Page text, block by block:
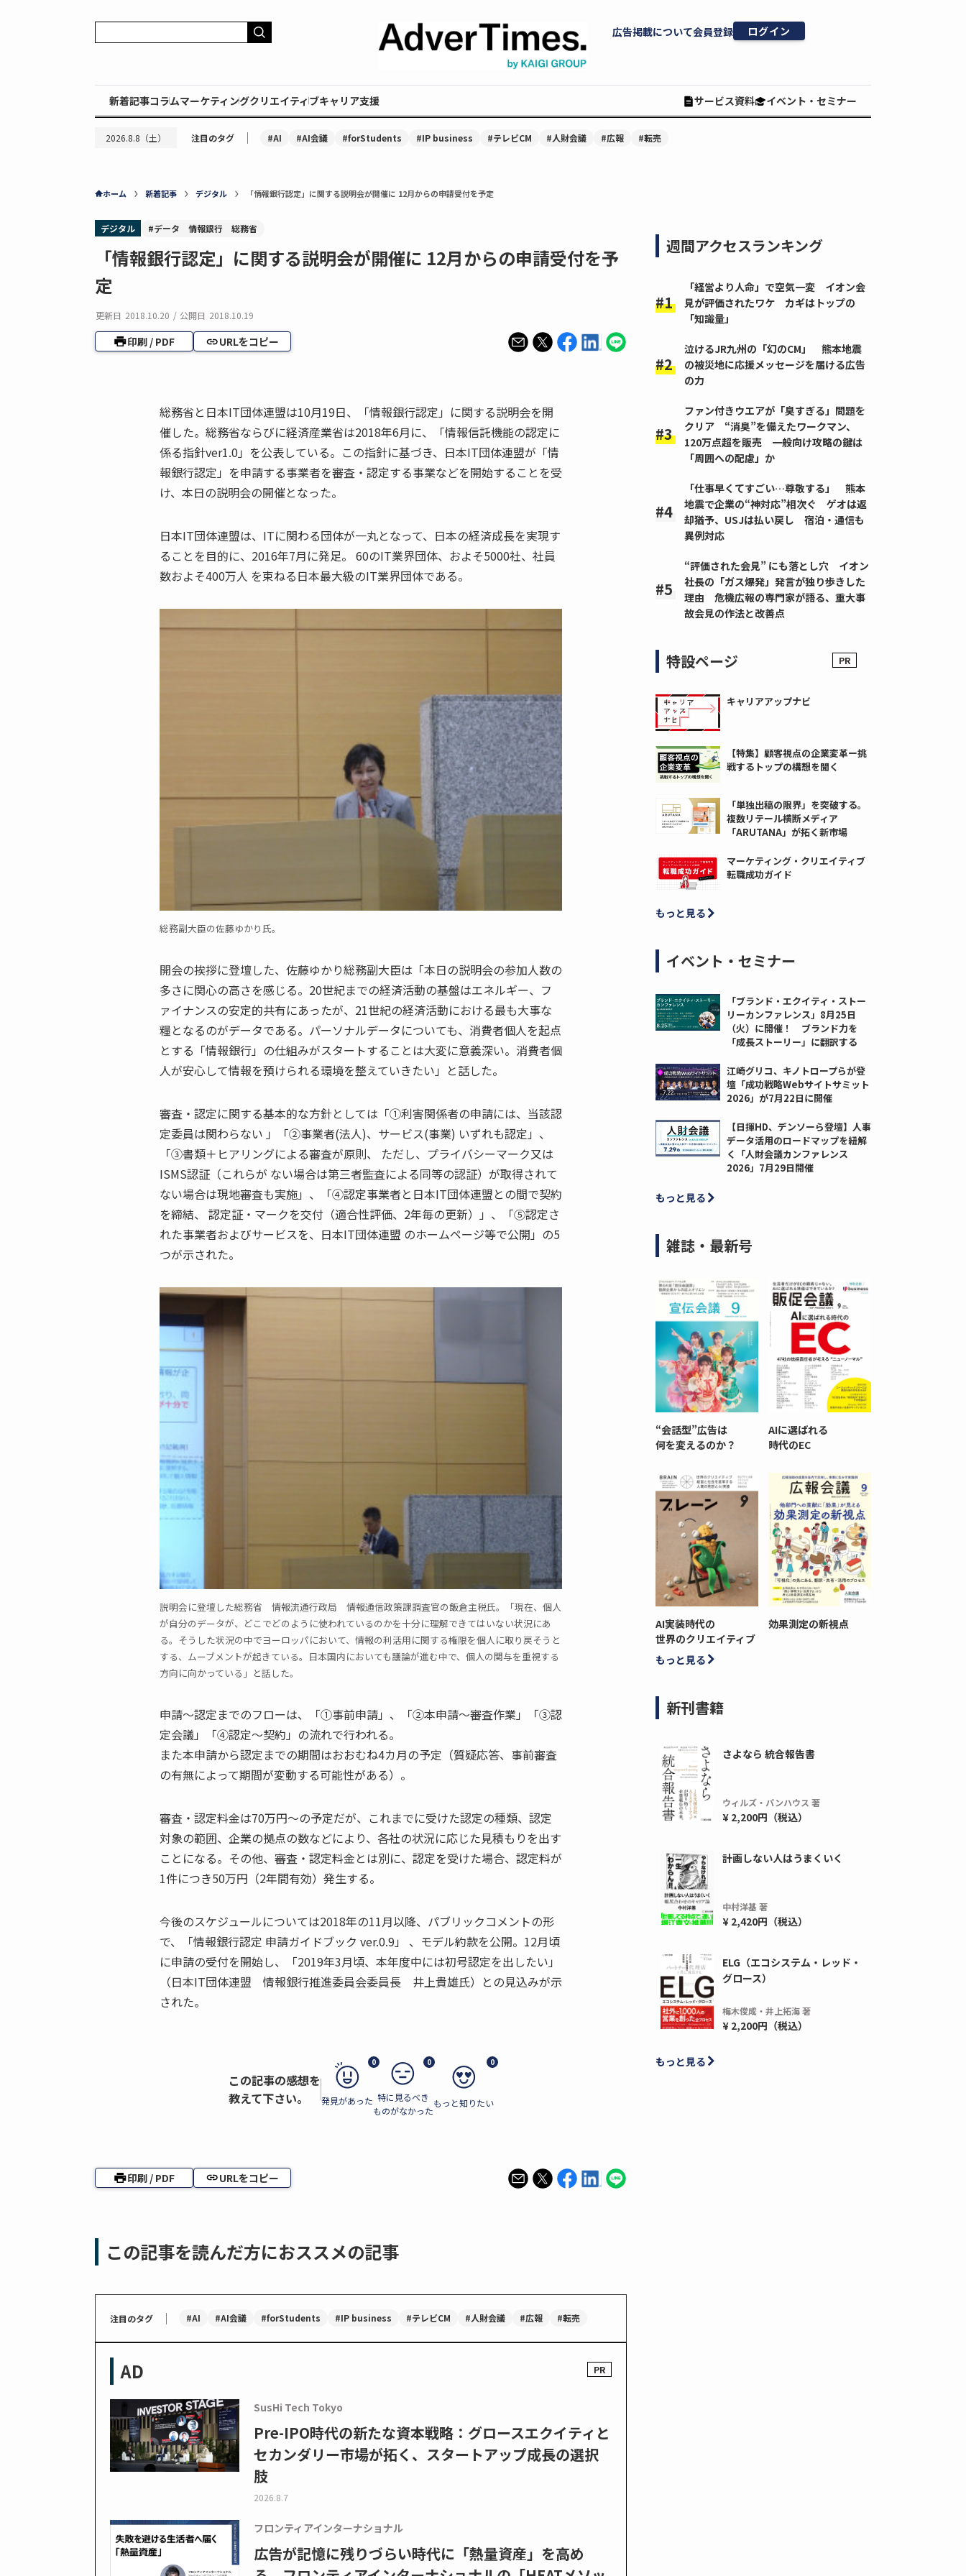
広告掲載について会員登録 ログイン
新着記事コラムマーケティングクリエイティブキャリア支援 サービス資料 イベント・セミナー
2026.8.8（土） 注目のタグ ｜ #AI #AI会議 #forStudents #IP business #テレビCM #人財会議 #広報 #転売
ホーム 新着記事 デジタル 「情報銀行認定」に関する説明会が開催に 12月からの申請受付を予定
デジタル #データ 情報銀行 総務省
「情報銀行認定」に関する説明会が開催に 12月からの申請受付を予
定
更新日 2018.10.20 / 公開日 2018.10.19
印刷 / PDF URLをコピー
総務省と日本IT団体連盟は10月19日、「情報銀行認定」に関する説明会を開
催した。総務省ならびに経済産業省は2018年6月に、「情報信託機能の認定に
係る指針ver1.0」を公表している。この指針に基づき、日本IT団体連盟が「情
報銀行認定」を申請する事業者を審査・認定する事業などを開始することを受
け、本日の説明会の開催となった。
日本IT団体連盟は、ITに関わる団体が一丸となって、日本の経済成長を実現す
ることを目的に、2016年7月に発足。 60のIT業界団体、およそ5000社、社員
数およそ400万人 を束ねる日本最大級のIT業界団体である。
総務副大臣の佐藤ゆかり氏。
開会の挨拶に登壇した、佐藤ゆかり総務副大臣は「本日の説明会の参加人数の
多さに関心の高さを感じる。20世紀までの経済活動の基盤はエネルギー、フ
ァイナンスの安定的共有にあったが、21世紀の経済活動における最も大事な
糧となるのがデータである。パーソナルデータについても、消費者個人を起点
とする「情報銀行」の仕組みがスタートすることは大変に意義深い。消費者個
人が安心して情報を預けられる環境を整えていきたい」と話した。
審査・認定に関する基本的な方針としては「①利害関係者の申請には、当該認
定委員は関わらない 」「②事業者(法人)、サービス(事業) いずれも認定」、
「③書類＋ヒアリングによる審査が原則、 ただし、プライバシーマーク又は
ISMS認証（これらが ない場合は第三者監査による同等の認証）が取得されて
ない場合は現地審査も実施」、「④認定事業者と日本IT団体連盟との間で契約
を締結、 認定証・マークを交付（適合性評価、2年毎の更新）」、「⑤認定さ
れた事業者およびサービスを、日本IT団体連盟 のホームページ等で公開」の5
つが示された。
説明会に登壇した総務省 情報流通行政局 情報通信政策課調査官の飯倉主税氏。「現在、個人
が自分のデータが、どこでどのように使われているのかを十分に理解できてはいない状況にあ
る。そうした状況の中でヨーロッパにおいて、情報の利活用に関する権限を個人に取り戻そうと
する、ムーブメントが起きている。日本国内においても議論が進む中で、個人の関与を重視する
方向に向かっている」と話した。
申請～認定までのフローは、「①事前申請」、「②本申請～審査作業」「③認
定会議」「④認定～契約」の流れで行われる。
また本申請から認定までの期間はおおむね4カ月の予定（質疑応答、事前審査
の有無によって期間が変動する可能性がある）。
審査・認定料金は70万円～の予定だが、これまでに受けた認定の種類、認定
対象の範囲、企業の拠点の数などにより、各社の状況に応じた見積もりを出す
ことになる。その他、審査・認定料金とは別に、認定を受けた場合、認定料が
1件につき50万円（2年間有効）発生する。
今後のスケジュールについては2018年の11月以降、パブリックコメントの形
で、「情報銀行認定 申請ガイドブック ver.0.9」 、モデル約款を公開。12月頃
に申請の受付を開始し、「2019年3月頃、本年度中には初号認定を出したい」
（日本IT団体連盟 情報銀行推進委員会委員長 井上貴雄氏）との見込みが示
された。
この記事の感想を
教えて下さい。
0
発見があった
0
特に見るべき
ものがなかった
0
もっと知りたい
印刷 / PDF URLをコピー
この記事を読んだ方におススメの記事
注目のタグ ｜ #AI #AI会議 #forStudents #IP business #テレビCM #人財会議 #広報 #転売
AD
SusHi Tech Tokyo
Pre-IPO時代の新たな資本戦略：グロースエクイティと
セカンダリー市場が拓く、スタートアップ成長の選択
肢
2026.8.7
フロンティアインターナショナル
広告が記憶に残りづらい時代に「熱量資産」を高め
週間アクセスランキング
「経営より人命」で空気一変 イオン会
見が評価されたワケ カギはトップの
「知識量」
泣けるJR九州の「幻のCM」 熊本地震
の被災地に応援メッセージを届ける広告
の力
ファン付きウエアが「臭すぎる」問題を
クリア “消臭”を備えたワークマン、
120万点超を販売 一般向け攻略の鍵は
「周囲への配慮」か
「仕事早くてすごい…尊敬する」 熊本
地震で企業の“神対応”相次ぐ ゲオは返
却猶予、USJは払い戻し 宿泊・通信も
異例対応
“評価された会見” にも落とし穴 イオン
社長の「ガス爆発」発言が独り歩きした
理由 危機広報の専門家が語る、重大事
故会見の作法と改善点
特設ページ
キャリアアップナビ
【特集】顧客視点の企業変革ー挑
戦するトップの構想を聞く
「単独出稿の限界」を突破する。
複数リテール横断メディア
「ARUTANA」が拓く新市場
マーケティング・クリエイティブ
転職成功ガイド
もっと見る
イベント・セミナー
「ブランド・エクイティ・ストー
リーカンファレンス」8月25日
（火）に開催！ ブランド力を
「成長ストーリー」に翻訳する
江崎グリコ、キノトロープらが登
壇「成功戦略Webサイトサミット
2026」が7月22日に開催
【日揮HD、デンソーら登壇】人事
データ活用のロードマップを紐解
く「人財会議カンファレンス
2026」7月29日開催
もっと見る
雑誌・最新号
“会話型”広告は
何を変えるのか？
AIに選ばれる
時代のEC
AI実装時代の
世界のクリエイティブ
効果測定の新視点
もっと見る
新刊書籍
さよなら 統合報告書
ウィルズ・パンハウス 著
¥ 2,200円（税込）
計画しない人はうまくいく
中村洋基 著
¥ 2,420円（税込）
ELG（エコシステム・レッド・
グロース）
梅木俊成・井上拓海 著
¥ 2,200円（税込）
もっと見る